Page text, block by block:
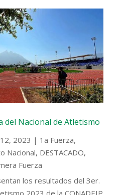
del Nacional de Atletismo
2023 | 1a Fuerza,
Nacional, DESTACADO,
Fuerza
los resultados del 3er.
2023 de la CONADEIP